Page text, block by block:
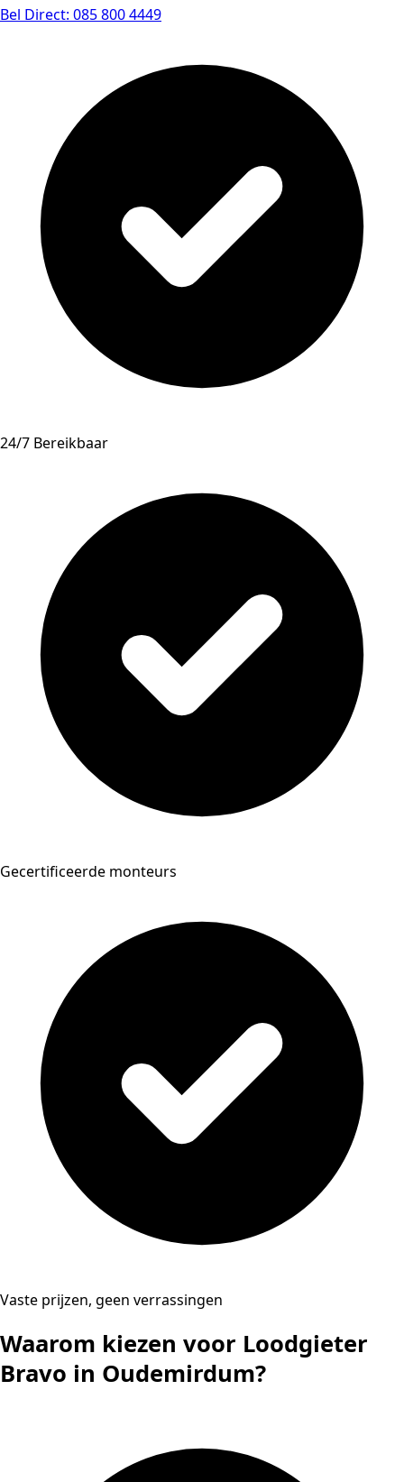
Bel Direct: 085 800 4449
24/7 Bereikbaar
Gecertificeerde monteurs
Vaste prijzen, geen verrassingen
Waarom kiezen voor Loodgieter
Bravo in Oudemirdum?